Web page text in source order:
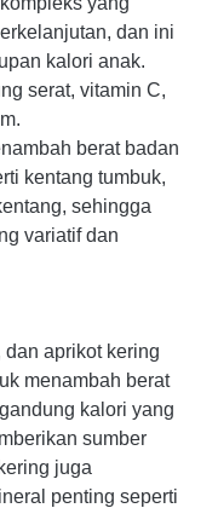
dan ini
kalori anak.
serat, vitamin C,
berat badan
kentang tumbuk,
sehingga
variatif dan
dan aprikot kering
menambah berat
kalori yang
sumber
juga
penting seperti